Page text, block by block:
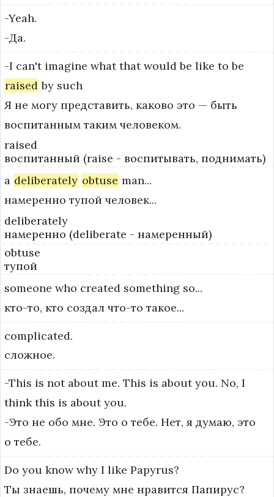
-Yeah.
-Да.
-I can't imagine what that would be like to be
raised by such
Я не могу представить, каково это — быть
воспитанным таким человеком.
raised
воспитанный (raise - воспитывать, поднимать)
a deliberately obtuse man...
намеренно тупой человек...
deliberately
намеренно (deliberate - намеренный)
obtuse
тупой
someone who created something so...
кто-то, кто создал что-то такое...
complicated.
сложное.
-This is not about me. This is about you. No, I
think this is about you.
-Это не обо мне. Это о тебе. Нет, я думаю, это
о тебе.
Do you know why I like Papyrus?
Ты знаешь, почему мне нравится Папирус?